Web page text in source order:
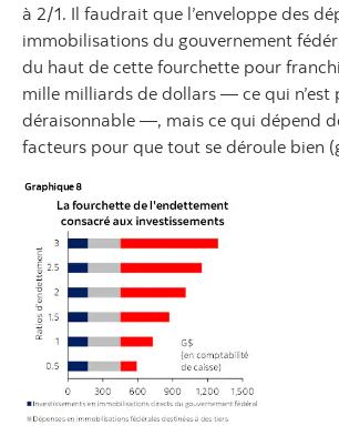
à 2/1. Il faudrait que l’enveloppe des
immobilisations du gouvernement
du haut de cette fourchette pour
mille milliards de dollars — ce qui n’est
déraisonnable —, mais ce qui dépend
facteurs pour que tout se déroule bien